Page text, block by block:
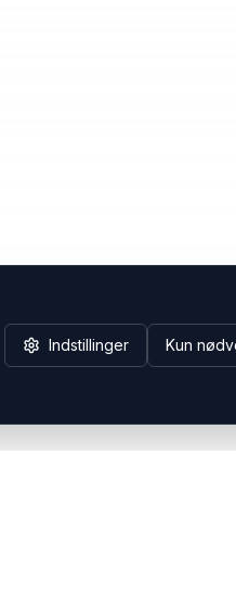
Indstillinger Kun